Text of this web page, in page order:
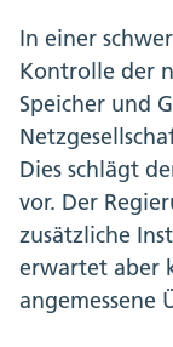
In einer
Kontrolle der
Speicher und
Dies schlägt
vor. Der
zusätzliche
erwartet aber
angemessene